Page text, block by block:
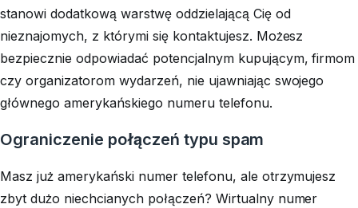
stanowi dodatkową warstwę oddzielającą Cię od
nieznajomych, z którymi się kontaktujesz. Możesz
bezpiecznie odpowiadać potencjalnym kupującym, firmom
czy organizatorom wydarzeń, nie ujawniając swojego
głównego amerykańskiego numeru telefonu.
Ograniczenie połączeń typu spam
Masz już amerykański numer telefonu, ale otrzymujesz
zbyt dużo niechcianych połączeń? Wirtualny numer